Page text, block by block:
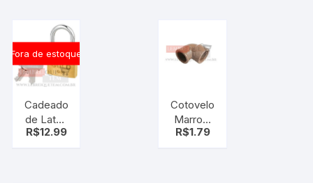
Fora de estoque
Cadeado
de Latão
Maciço
R$12.99
Cotovelo
Marrom
3/4 com
R$1.79